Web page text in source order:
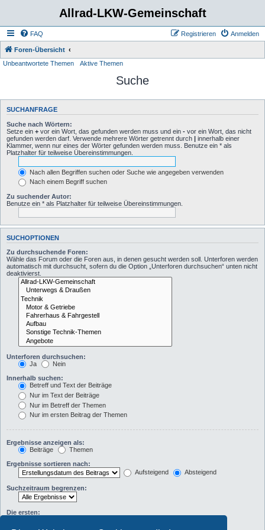
Allrad-LKW-Gemeinschaft
FAQ Anmelden
Registrieren
Foren-Übersicht
Unbeantwortete Themen
Aktive Themen
Suche
SUCHANFRAGE
Suche nach Wörtern:
Setze ein + vor ein Wort, das gefunden werden muss und ein - vor ein Wort, das nicht
gefunden werden darf. Verwende mehrere Wörter getrennt durch | innerhalb einer
Klammer, wenn nur eines der Wörter gefunden werden muss. Benutze ein * als
Platzhalter für teilweise Übereinstimmungen.
Nach allen Begriffen suchen oder Suche wie angegeben verwenden
Nach einem Begriff suchen
Zu suchender Autor:
Benutze ein * als Platzhalter für teilweise Übereinstimmungen.
SUCHOPTIONEN
Zu durchsuchende Foren:
Wähle das Forum oder die Foren aus, in denen gesucht werden soll. Unterforen werden
automatisch mit durchsucht, sofern du die Option „Unterforen durchsuchen“ unten nicht
deaktivierst.
Unterforen durchsuchen:
Ja
Nein
Innerhalb suchen:
Betreff und Text der Beiträge
Nur im Text der Beiträge
Nur im Betreff der Themen
Nur im ersten Beitrag der Themen
Ergebnisse anzeigen als:
Beiträge
Themen
Ergebnisse sortieren nach:
Aufsteigend
Absteigend
Suchzeitraum begrenzen:
Die ersten: